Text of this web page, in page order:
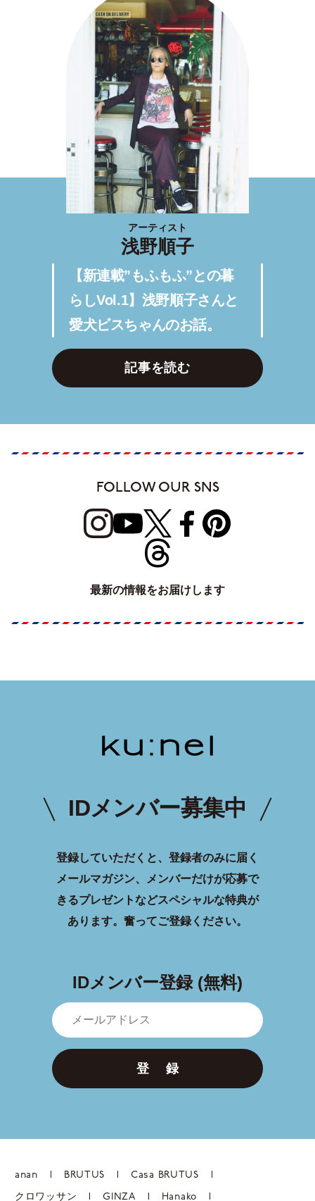
アーティスト
浅野順子
【新連載”もふもふ”との暮
らしVol.1】浅野順子さんと
愛犬ビスちゃんのお話。
記事を読む
FOLLOW OUR SNS
最新の情報をお届けします
IDメンバー募集中
登録していただくと、登録者のみに届く
メールマガジン、メンバーだけが応募で
きるプレゼントなどスペシャルな特典が
あります。 奮ってご登録ください。
IDメンバー登録 (無料)
登 録
anan BRUTUS Casa BRUTUS
クロワッサン GINZA Hanako